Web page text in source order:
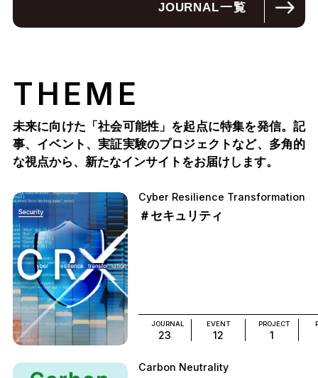
JOURNAL一覧
THEME
未来に向けた「社会可能性」を起点に特集を発信。記
事、イベント、実証実験のプロジェクトなど、多角的
な視点から、新たなインサイトをお届けします。
Cyber Resilience Transformation
＃セキュリティ
JOURNAL
23
EVENT
12
PROJECT
1
Carbon Neutrality